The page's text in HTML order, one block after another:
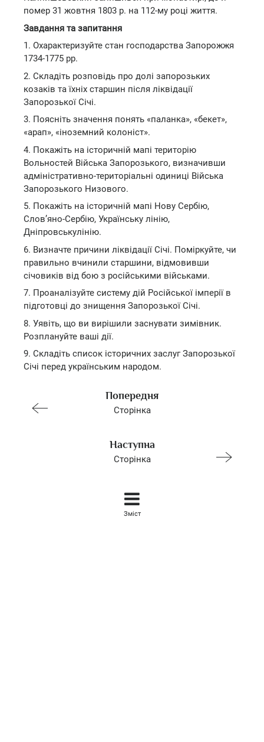
помер 31 жовтня 1803 р. на 112-му році життя.
Завдання та запитання
1. Охарактеризуйте стан господарства Запорожжя
1734-1775 рр.
2. Складіть розповідь про долі запорозьких
козаків та їхніх старшин після ліквідації
Запорозької Січі.
3. Поясніть значення понять «паланка», «бекет»,
«арап», «іноземний колоніст».
4. Покажіть на історичній мапі територію
Вольностей Війська Запорозького, визначивши
адміністративно-територіальні одиниці Війська
Запорозького Низового.
5. Покажіть на історичній мапі Нову Сербію,
Слов’яно-Сербію, Українську лінію,
Дніпровськулінію.
6. Визначте причини ліквідації Січі. Поміркуйте, чи
правильно вчинили старшини, відмовивши
січовиків від бою з російськими військами.
7. Проаналізуйте систему дій Російської імперії в
підготовці до знищення Запорозької Січі.
8. Уявіть, що ви вирішили заснувати зимівник.
Розплануйте ваші дії.
9. Складіть список історичних заслуг Запорозької
Січі перед українським народом.
Попередня
Сторінка
Наступна
Сторінка
Зміст